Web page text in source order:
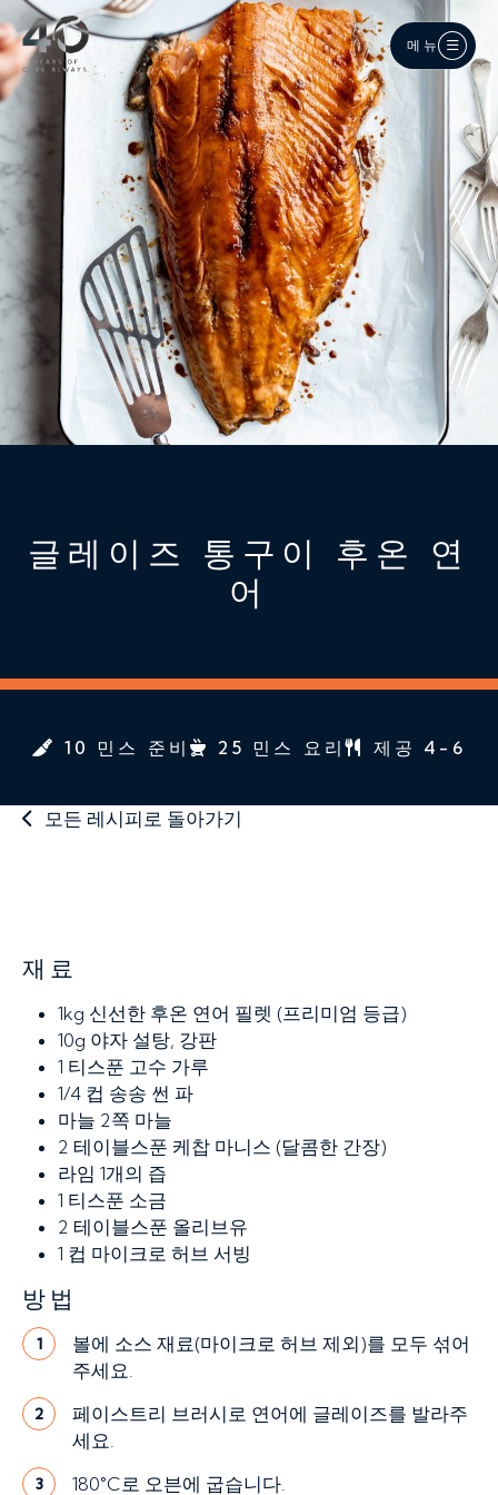
메인 콘텐츠로 건너뛰기
메뉴
글레이즈 통구이 후온 연
어
10 민스 준비 25 민스 요리 제공 4-6
모든 레시피로 돌아가기
재료
1kg 신선한 후온 연어 필렛 (프리미엄 등급)
10g 야자 설탕, 강판
1 티스푼 고수 가루
1/4 컵 송송 썬 파
마늘 2쪽 마늘
2 테이블스푼 케찹 마니스 (달콤한 간장)
라임 1개의 즙
1 티스푼 소금
2 테이블스푼 올리브유
1 컵 마이크로 허브 서빙
방법
1
볼에 소스 재료(마이크로 허브 제외)를 모두 섞어
주세요.
2
페이스트리 브러시로 연어에 글레이즈를 발라주
세요.
3 180°C로 오븐에 굽습니다.